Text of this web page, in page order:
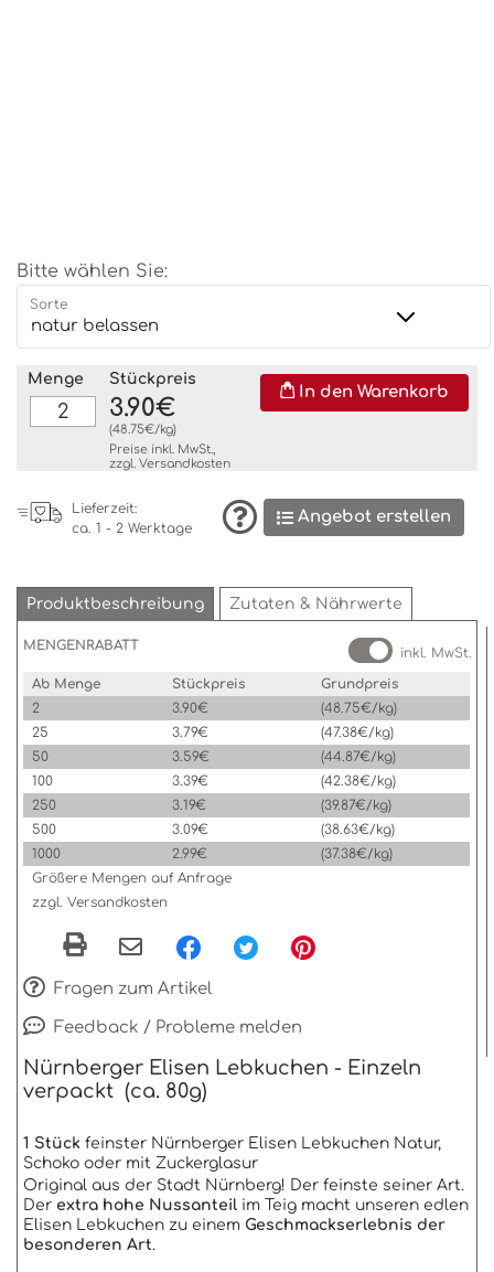
Bitte wählen Sie:
Sorte
Menge Stückpreis
3.90€
(48.75€/kg)
Preise inkl. MwSt.,
zzgl. Versandkosten
In den Warenkorb
Lieferzeit:
ca. 1 - 2 Werktage
Angebot erstellen
Produktbeschreibung Zutaten & Nährwerte
MENGENRABATT
inkl. MwSt.
Ab Menge
Stückpreis
Grundpreis
2
3.90€
(48.75€/kg)
25
3.79€
(47.38€/kg)
50
3.59€
(44.87€/kg)
100
3.39€
(42.38€/kg)
250
3.19€
(39.87€/kg)
500
3.09€
(38.63€/kg)
1000
2.99€
(37.38€/kg)
Größere Mengen auf Anfrage
zzgl. Versandkosten
Fragen zum Artikel
Feedback / Probleme melden
Nürnberger Elisen Lebkuchen - Einzeln
verpackt (ca. 80g)
1 Stück feinster Nürnberger Elisen Lebkuchen Natur,
Schoko oder mit Zuckerglasur
Original aus der Stadt Nürnberg! Der feinste seiner Art.
Der extra hohe Nussanteil im Teig macht unseren edlen
Elisen Lebkuchen zu einem Geschmackserlebnis der
besonderen Art.